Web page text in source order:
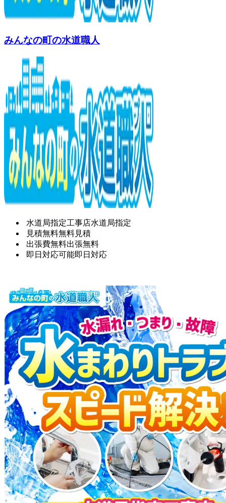
みんなの町の水道職人
水道局指定工事店水道局指定
見積無料無料見積
出張費無料出張無料
即日対応可能即日対応